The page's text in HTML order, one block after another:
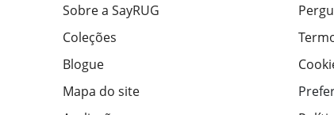
Sobre a SayRUG
Coleções
Blogue
Mapa do site